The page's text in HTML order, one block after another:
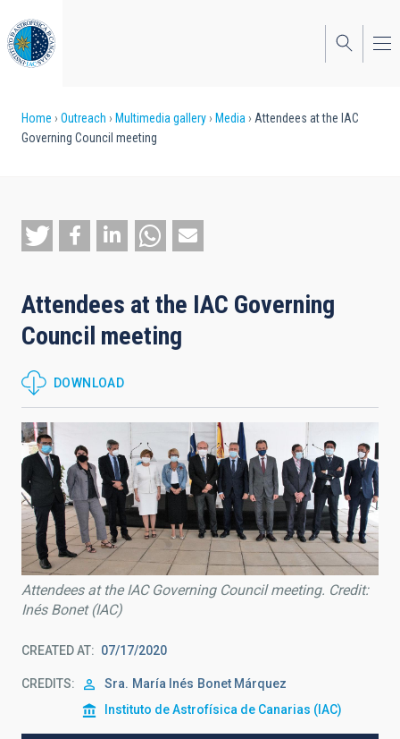
to
main
content
Breadcrumb
Home Outreach Multimedia gallery Media
Attendees at the IAC
Governing Council meeting
Attendees at the IAC Governing
Council meeting
DOWNLOAD
Attendees at the IAC Governing Council meeting. Credit:
Inés Bonet (IAC)
CREATED AT 07/17/2020
CREDITS Sra. María Inés Bonet Márquez
Instituto de Astrofísica de Canarias (IAC)